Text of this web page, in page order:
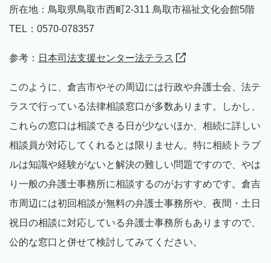
所在地：鳥取県鳥取市西町2-311 鳥取市福祉文化会館5階
TEL：0570-078357
参考： 日本司法支援センター法テラス
このように、倉吉市やその周辺には行政や弁護士会、法テ
ラスで行っている法律相談窓口が多数あります。しかし、
これらの窓口は相談できる日が少ないほか、相続に詳しい
相談員が対応してくれるとは限りません。特に相続トラブ
ルは知識や経験がないと解決の難しい問題ですので、やは
り一般の弁護士事務所に相談するのがおすすめです。倉吉
市周辺には初回相談が無料の弁護士事務所や、夜間・土日
祝日の相談に対応している弁護士事務所もありますので、
公的な窓口と併せて検討してみてください。